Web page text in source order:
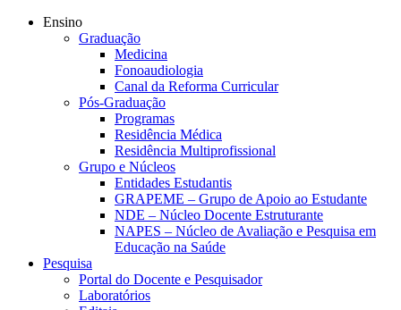
Ensino
Graduação
Medicina
Fonoaudiologia
Canal da Reforma Curricular
Pós-Graduação
Programas
Residência Médica
Residência Multiprofissional
Grupo e Núcleos
Entidades Estudantis
GRAPEME – Grupo de Apoio ao Estudante
NDE – Núcleo Docente Estruturante
NAPES – Núcleo de Avaliação e Pesquisa em
Educação na Saúde
Pesquisa
Portal do Docente e Pesquisador
Laboratórios